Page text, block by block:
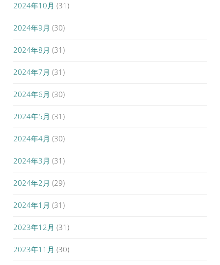
2024年10月 (31)
2024年9月 (30)
2024年8月 (31)
2024年7月 (31)
2024年6月 (30)
2024年5月 (31)
2024年4月 (30)
2024年3月 (31)
2024年2月 (29)
2024年1月 (31)
2023年12月 (31)
2023年11月 (30)